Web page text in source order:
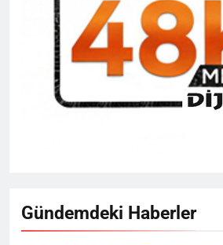
Gündemdeki Haberler